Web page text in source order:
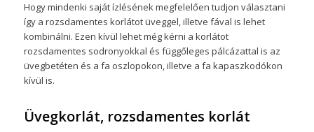
Hogy mindenki saját ízlésének megfelelően tudjon választani
így a rozsdamentes korlátot üveggel, illetve fával is lehet
kombinálni. Ezen kívül lehet még kérni a korlátot
rozsdamentes sodronyokkal és függőleges pálcázattal is az
üvegbetéten és a fa oszlopokon, illetve a fa kapaszkodókon
kívül is.
Üvegkorlát, rozsdamentes korlát